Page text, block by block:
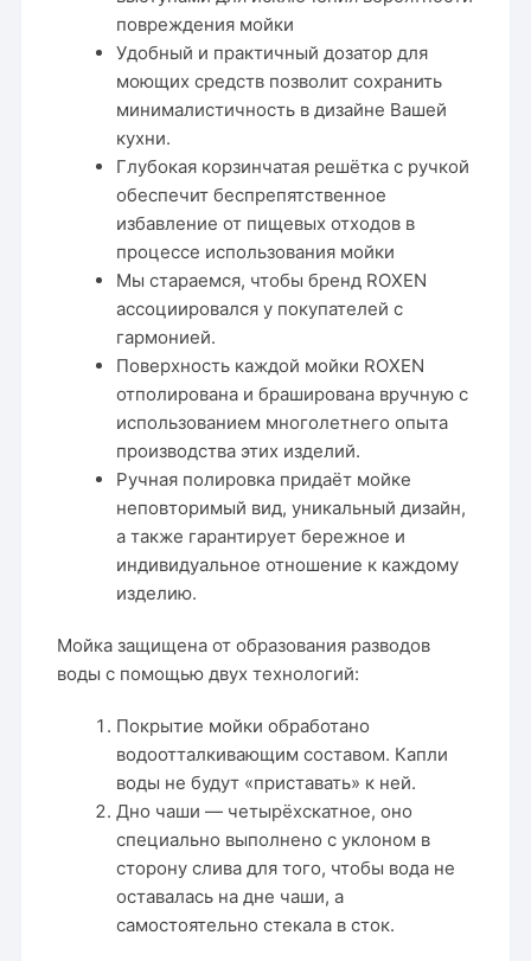
повреждения мойки
Удобный и практичный дозатор для
моющих средств позволит сохранить
минималистичность в дизайне Вашей
кухни.
Глубокая корзинчатая решётка с ручкой
обеспечит беспрепятственное
избавление от пищевых отходов в
процессе использования мойки
Мы стараемся, чтобы бренд ROXEN
ассоциировался у покупателей с
гармонией.
Поверхность каждой мойки ROXEN
отполирована и браширована вручную с
использованием многолетнего опыта
производства этих изделий.
Ручная полировка придаёт мойке
неповторимый вид, уникальный дизайн,
а также гарантирует бережное и
индивидуальное отношение к каждому
изделию.
Мойка защищена от образования разводов
воды с помощью двух технологий:
Покрытие мойки обработано
водоотталкивающим составом. Капли
воды не будут «приставать» к ней.
Дно чаши — четырёхскатное, оно
специально выполнено с уклоном в
сторону слива для того, чтобы вода не
оставалась на дне чаши, а
самостоятельно стекала в сток.